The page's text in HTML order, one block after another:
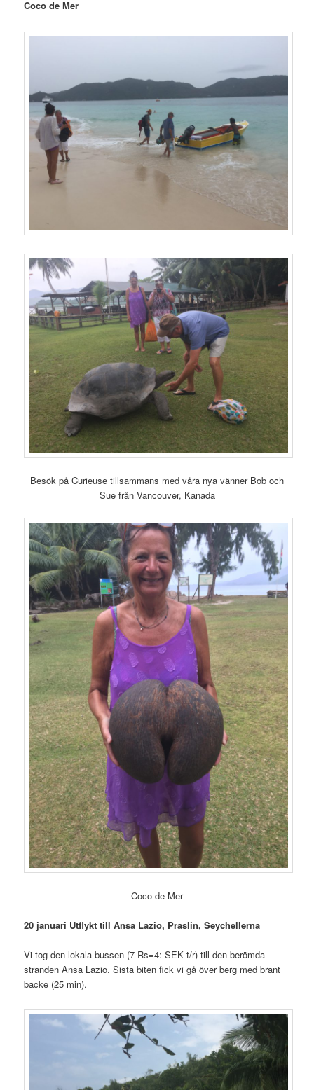
Coco de Mer
Besök på Curieuse tillsammans med våra nya vänner Bob och
Sue från Vancouver, Kanada
Coco de Mer
20 januari Utflykt till Ansa Lazio, Praslin, Seychellerna
Vi tog den lokala bussen (7 Rs=4:-SEK t/r) till den berömda
stranden Ansa Lazio. Sista biten fick vi gå över berg med brant
backe (25 min).